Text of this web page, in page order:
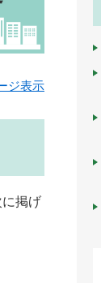
ジ表示
掲げ